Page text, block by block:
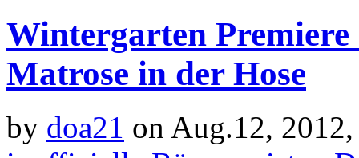
Wintergarten
Matrose in der Hose
by doa21 on Aug.12,